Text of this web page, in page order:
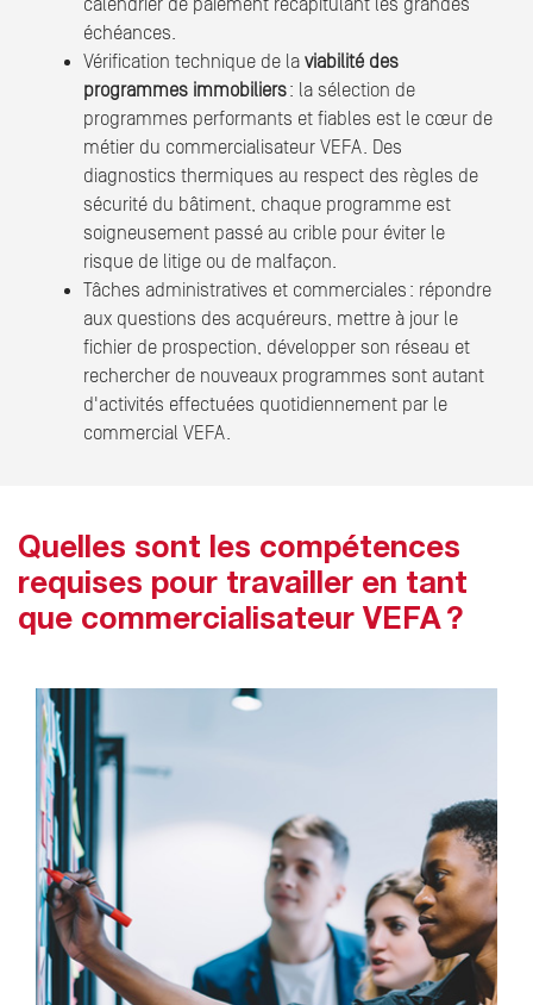
calendrier de paiement récapitulant les grandes
échéances.
Vérification technique de la viabilité des
programmes immobiliers: la sélection de
programmes performants et fiables est le cœur de
métier du commercialisateur VEFA. Des
diagnostics thermiques au respect des règles de
sécurité du bâtiment, chaque programme est
soigneusement passé au crible pour éviter le
risque de litige ou de malfaçon.
Tâches administratives et commerciales : répondre
aux questions des acquéreurs, mettre à jour le
fichier de prospection, développer son réseau et
rechercher de nouveaux programmes sont autant
d'activités effectuées quotidiennement par le
commercial VEFA.
Quelles sont les compétences
requises pour travailler en tant
que commercialisateur VEFA ?